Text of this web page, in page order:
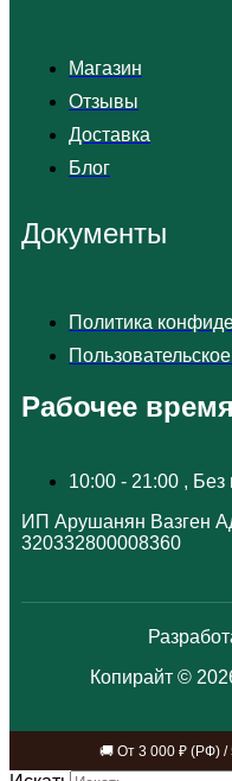
Магазин
Отзывы
Доставка
Блог
Документы
Политика
Рабочее время
10:00 - 21:00 ,
ИП Арушанян Вазген
320332800008360
Копирайт ©
🚚 От 3 000 ₽ (РФ)